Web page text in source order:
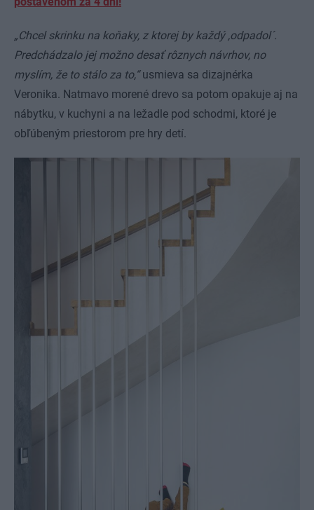
„Chcel skrinku na koňaky, z ktorej by každý ,odpadol´.
Predchádzalo jej možno desať rôznych návrhov, no
myslím, že to stálo za to,“usmieva sa dizajnérka
Veronika. Natmavo morené drevo sa potom opakuje aj na
nábytku, v kuchyni a na ležadle pod schodmi, ktoré je
obľúbeným priestorom pre hry detí.